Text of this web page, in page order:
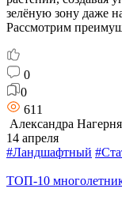
зелёную зону даже
Рассмотрим
0
0
611
Александра
14 апреля
#Ландшафтный
ТОП-10